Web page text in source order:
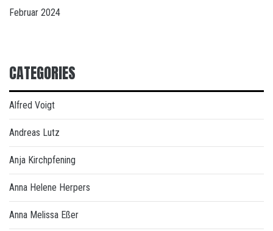
Februar 2024
CATEGORIES
Alfred Voigt
Andreas Lutz
Anja Kirchpfening
Anna Helene Herpers
Anna Melissa Eßer